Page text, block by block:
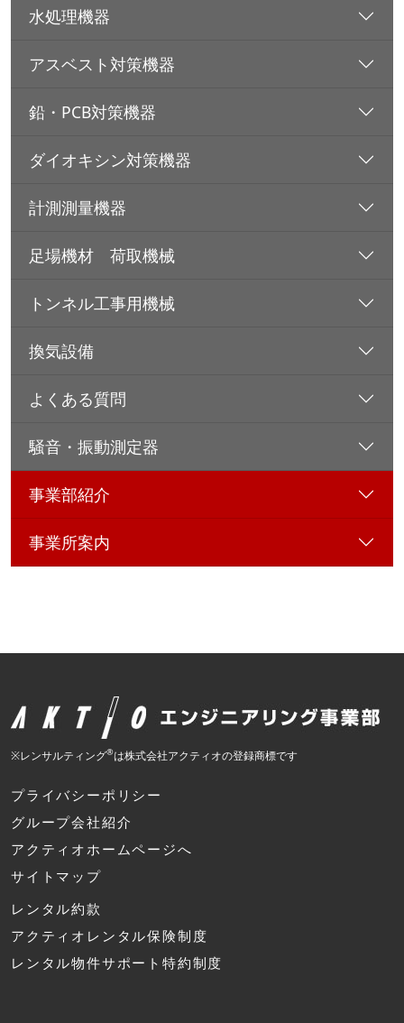
水処理機器
アスベスト対策機器
鉛・PCB対策機器
ダイオキシン対策機器
計測測量機器
足場機材 荷取機械
トンネル工事用機械
換気設備
よくある質問
騒音・振動測定器
事業部紹介
事業所案内
※レンサルティング®は株式会社アクティオの登録商標です
プライバシーポリシー
グループ会社紹介
アクティオホームページへ
サイトマップ
レンタル約款
アクティオレンタル保険制度
レンタル物件サポート特約制度